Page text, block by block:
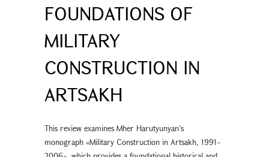
FOUNDATIONS OF
MILITARY
CONSTRUCTION IN
ARTSAKH
This review examines Mher Harutyunyan’s
monograph «Military Construction in Artsakh, 1991–